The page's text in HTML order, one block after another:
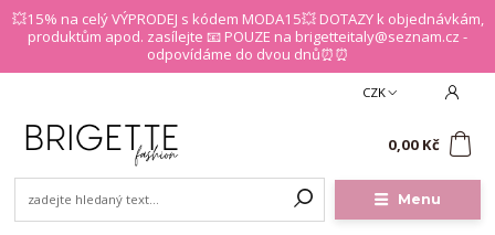
💥15% na celý VÝPRODEJ s kódem MODA15💥 DOTAZY k objednávkám,
produktům apod. zasílejte 📧 POUZE na brigetteitaly@seznam.cz -
odpovídáme do dvou dnů⏰⏰
Menu
CZK
0,00 Kč